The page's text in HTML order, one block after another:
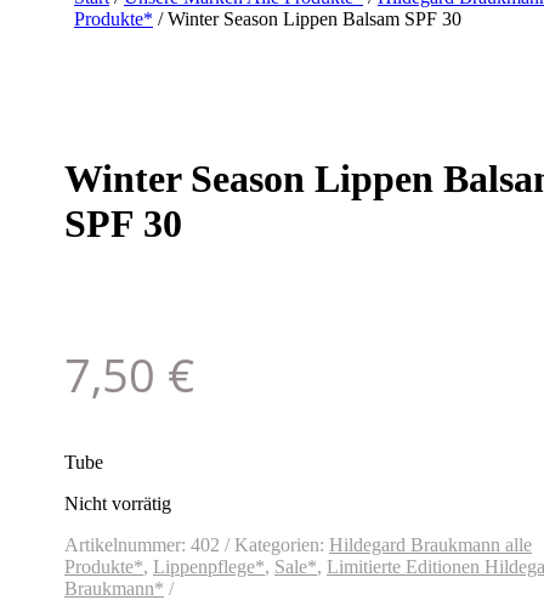
Produkte* / Winter Season Lippen Balsam SPF 30
Winter Season Lippen
SPF 30
7,50 €
Tube
Nicht vorrätig
Artikelnummer: 402 Kategorien: Hildegard Braukmann alle
Produkte*, Lippenpflege*, Sale*, Limitierte Editionen
Braukmann*